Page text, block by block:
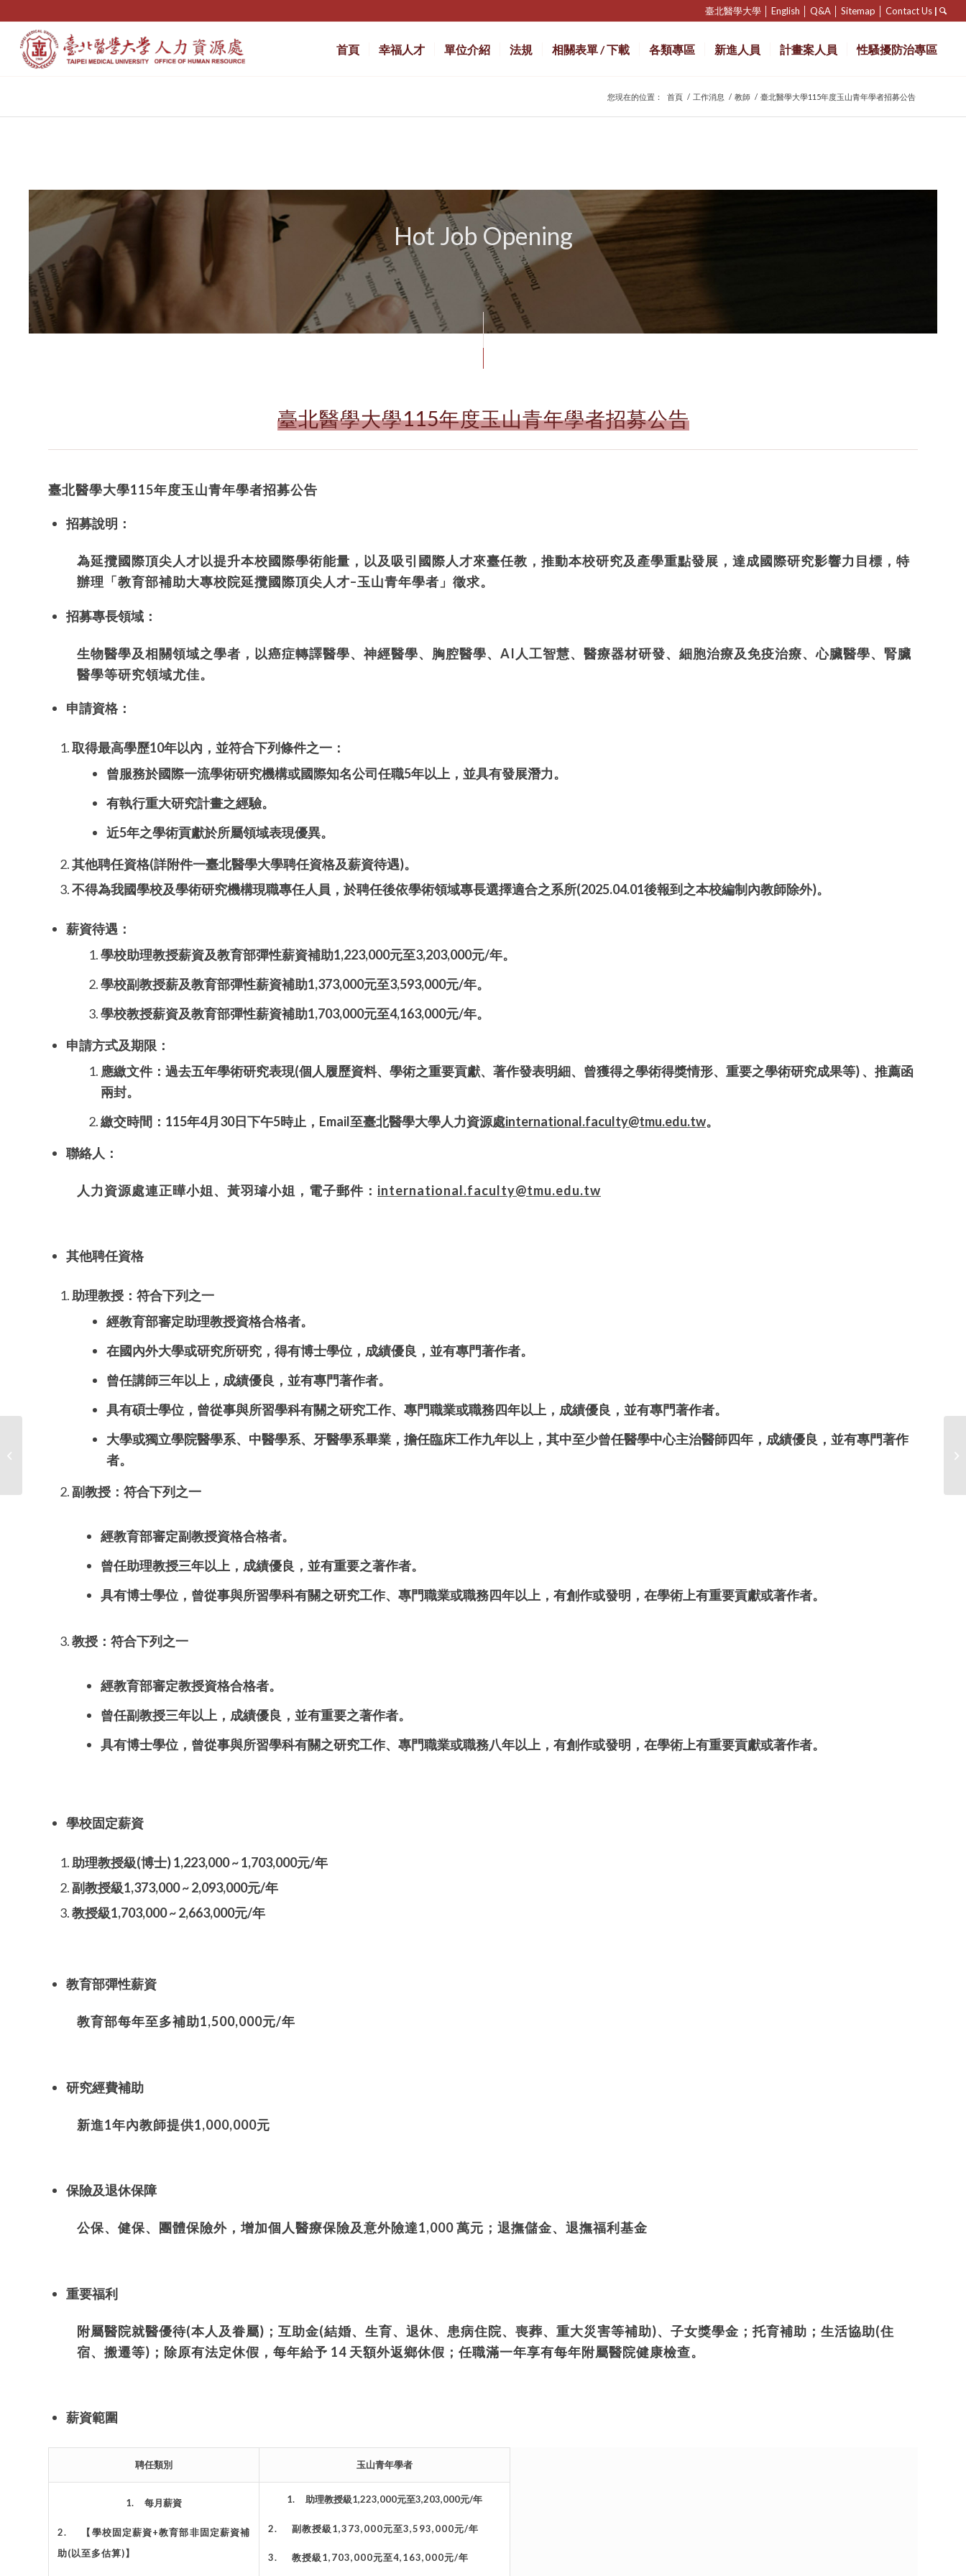
臺北醫學大學 │English │Q&A │Sitemap │Contact Us |
首頁 幸福人才 單位介紹 法規 相關表單 / 下載 各類專區 新進人員 計畫案人員 性騷擾防治專區
您現在的位置： 首頁 / 工作消息 / 教師 / 臺北醫學大學115年度玉山青年學者招募公告
Hot Job Opening
臺北醫學大學115年度玉山青年學者招募公告
臺北醫學大學115年度玉山青年學者招募公告
招募說明：
為延攬國際頂尖人才以提升本校國際學術能量，以及吸引國際人才來臺任教，推動本校研究及產學重點發展，達成國際研究影響力目標，特
辦理「教育部補助大專校院延攬國際頂尖人才–玉山青年學者」徵求。
招募專長領域：
生物醫學及相關領域之學者，以癌症轉譯醫學、神經醫學、胸腔醫學、 AI 人工智慧、醫療器材研發、細胞治療及免疫治療、心臟醫學、腎臟
醫學等研究領域尤佳。
申請資格：
取得最高學歷10年以內，並符合下列條件之一：
曾服務於國際一流學術研究機構或國際知名公司任職5年以上，並具有發展潛力。
有執行重大研究計畫之經驗。
近5年之學術貢獻於所屬領域表現優異。
其他聘任資格(詳附件一臺北醫學大學聘任資格及薪資待遇)。
不得為我國學校及學術研究機構現職專任人員，於聘任後依學術領域專長選擇適合之系所(2025.04.01後報到之本校編制內教師除外)。
薪資待遇：
學校助理教授薪資及教育部彈性薪資補助1,223,000元至3,203,000元/年。
學校副教授薪及教育部彈性薪資補助1,373,000元至3,593,000元/年。
學校教授薪資及教育部彈性薪資補助1,703,000元至4,163,000元/年。
申請方式及期限：
應繳文件：過去五年學術研究表現(個人履歷資料、學術之重要貢獻、著作發表明細、曾獲得之學術得獎情形、重要之學術研究成果等) 、推薦函
兩封。
繳交時間： 115年4月30日下午5時止 ， Email至臺北醫學大學人力資源處international.faculty@tmu.edu.tw。
聯絡人：
人力資源處連正曄小姐、黃羽璿小姐，電子郵件： international.faculty@tmu.edu.tw
其他聘任資格
助理教授：符合下列之一
經教育部審定助理教授資格合格者。
在國內外大學或研究所研究，得有博士學位，成績優良，並有專門著作者。
曾任講師三年以上，成績優良，並有專門著作者。
具有碩士學位，曾從事與所習學科有關之研究工作、專門職業或職務四年以上，成績優良，並有專門著作者。
大學或獨立學院醫學系、中醫學系、牙醫學系畢業，擔任臨床工作九年以上，其中至少曾任醫學中心主治醫師四年，成績優良，並有專門著作
者。
副教授：符合下列之一
經教育部審定副教授資格合格者。
曾任助理教授三年以上，成績優良，並有重要之著作者。
具有博士學位，曾從事與所習學科有關之研究工作、專門職業或職務四年以上，有創作或發明，在學術上有重要貢獻或著作者。
教授：符合下列之一
經教育部審定教授資格合格者。
曾任副教授三年以上，成績優良，並有重要之著作者。
具有博士學位，曾從事與所習學科有關之研究工作、專門職業或職務八年以上，有創作或發明，在學術上有重要貢獻或著作者。
學校固定薪資
助理教授級(博士)1,223,000 ~ 1,703,000元/年
副教授級1,373,000 ~ 2,093,000元/年
教授級1,703,000 ~ 2,663,000元/年
教育部彈性薪資
教育部每年至多補助1,500,000元/年
研究經費補助
新進1年內教師提供1,000,000元
保險及退休保障
公保、健保、團體保險外，增加個人醫療保險及意外險達1,000萬元；退撫儲金、退撫福利基金
重要福利
附屬醫院就醫優待(本人及眷屬) ；互助金(結婚、生育、退休、患病住院、喪葬、重大災害等補助)、子女獎學金；托育補助；生活協助(住
宿、搬遷等) ；除原有法定休假，每年給予 14 天額外返鄉休假；任職滿一年享有每年附屬醫院健康檢查。
薪資範圍
聘任類別 玉山青年學者
1. 每月薪資
2. 【學校固定薪資+教育部非固定薪資補
助(以至多估算)】
1. 助理教授級1,223,000元至3,203,000元/年
2. 副教授級1,373,000元至3,593,000元/年
3. 教授級1,703,000元至4,163,000元/年
臺北醫學大學115年度玉山學者招募公